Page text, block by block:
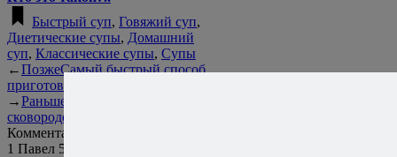
Быстрый суп, Говяжий суп,
Диетические супы, Домашний
суп, Классические супы, Супы
←ПозжеСамый быстрый способ
приготовить кукурузу
→Раньше
сковороде
Комментарии
1 Павел 5 июня 2026